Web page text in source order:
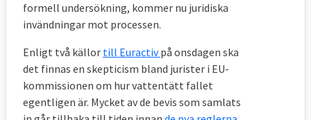
formell undersökning, kommer nu juridiska
invändningar mot processen.
Enligt två källor till Euractivpå onsdagen ska
det finnas en skepticism bland jurister i EU-
kommissionen om hur vattentätt fallet
egentligen är. Mycket av de bevis som samlats